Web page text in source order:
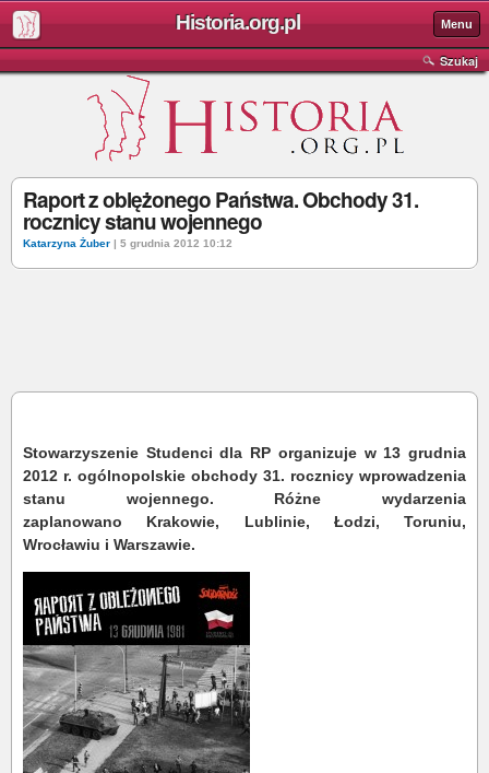
Historia.org.pl Menu
Szukaj
Raport z oblężonego Państwa. Obchody 31.
rocznicy stanu wojennego
Katarzyna Żuber | 5 grudnia 2012 10:12
Stowarzyszenie Studenci dla RP organizuje w 13 grudnia
2012 r. ogólnopolskie obchody 31. rocznicy wprowadzenia
stanu wojennego. Różne wydarzenia
zaplanowano Krakowie, Lublinie, Łodzi, Toruniu,
Wrocławiu i Warszawie.